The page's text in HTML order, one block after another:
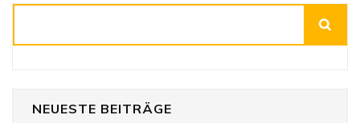
NEUESTE BEITRÄGE